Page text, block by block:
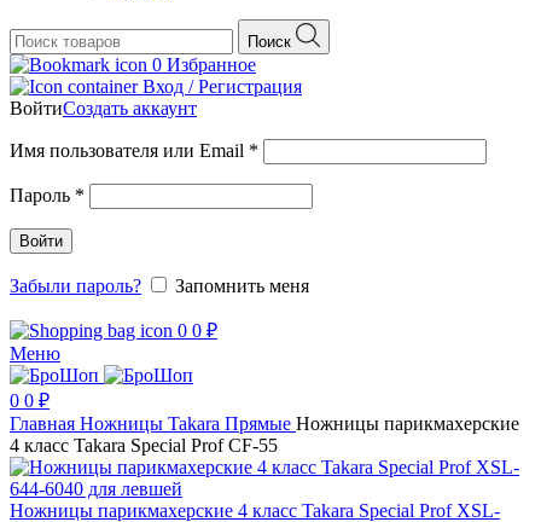
Поиск
0 Избранное
Вход / Регистрация
ВойтиСоздать аккаунт
Имя пользователя или Email *
Пароль *
Войти
Забыли пароль? Запомнить меня
0 0 ₽
Меню
0 0 ₽
Главная Ножницы Takara Прямые Ножницы парикмахерские
4 класс Takara Special Prof CF-55
Ножницы парикмахерские 4 класс Takara Special Prof XSL-